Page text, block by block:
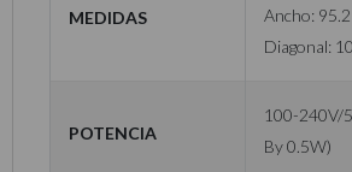
Medidas
Ancho: 95.2
Diagonal:
Potencia
100-240V/
By 0.5W)